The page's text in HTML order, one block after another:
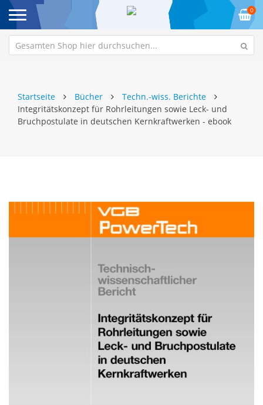
0
Startseite Bücher
Techn.-wiss. Berichte
Integritätskonzept für Rohrleitungen sowie Leck- und
Bruchpostulate in deutschen Kernkraftwerken - ebook
Ende
Bildgalerie